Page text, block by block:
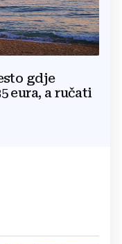
gdje
eura, a ručati